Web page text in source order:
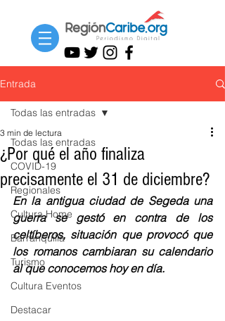
Entrada
Todas las entradas
COVID-19
Regionales
Cultura Home
Barranquilla
Turismo
Cultura Eventos
Destacar
Todas las entradas
¿Por qué el año finaliza
precisamente el 31 de diciembre?
3 min de lectura
En la antigua ciudad de Segeda una
guerra se gestó en contra de los
celtíberos, situación que provocó que
los romanos cambiaran su calendario
al que conocemos hoy en día.